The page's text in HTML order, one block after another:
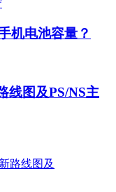
机电池容量？
线图及PS/NS主